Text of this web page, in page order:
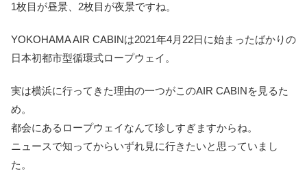
1枚目が昼景、2枚目が夜景ですね。
YOKOHAMA AIR CABINは2021年4月22日に始まったばかりの
日本初都市型循環式ロープウェイ。
実は横浜に行ってきた理由の一つがこのAIR CABINを見るた
め。
都会にあるロープウェイなんて珍しすぎますからね。
ニュースで知ってからいずれ見に行きたいと思っていまし
た。